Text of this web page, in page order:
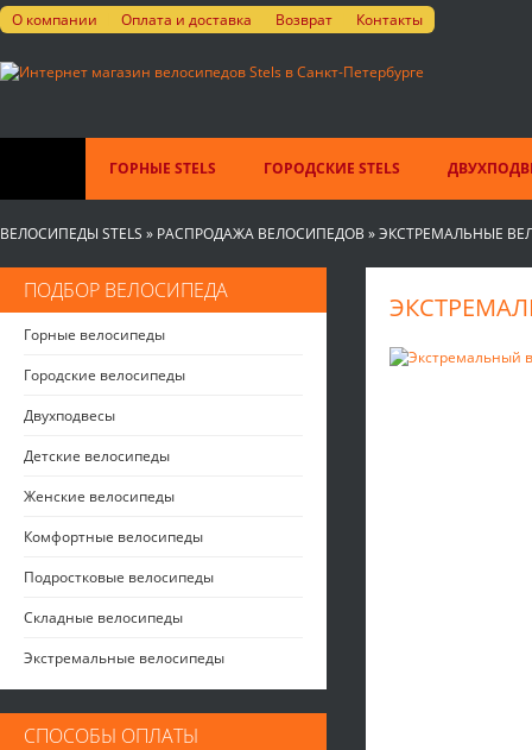
О компании Оплата и доставка Возврат Контакты
ГОРНЫЕ STELS ГОРОДСКИЕ STELS
ВЕЛОСИПЕДЫ STELS » РАСПРОДАЖА ВЕЛОСИПЕДОВ »ЭКСТРЕМАЛЬНЫЕ
ПОДБОР ВЕЛОСИПЕДА
Горные велосипеды
Городские велосипеды
Двухподвесы
Детские велосипеды
Женские велосипеды
Комфортные велосипеды
Подростковые велосипеды
Складные велосипеды
Экстремальные велосипеды
СПОСОБЫ ОПЛАТЫ